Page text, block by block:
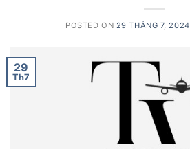
POSTED ON 29 THÁNG 7, 2024
29
Th7